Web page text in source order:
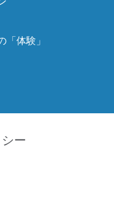
「体験」
ー